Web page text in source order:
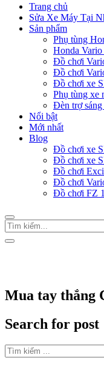
Trang chủ
Sửa Xe Máy Tại
Sản phẩm
Phụ tùng
Honda
Đồ chơi
Đồ chơi
Đồ chơi xe
Phụ tùng xe
Đèn trợ
Nổi bật
Mới nhất
Blog
Đồ chơi xe
Đồ chơi xe
Đồ chơi
Đồ chơi
Đồ chơi FZ
Mua tay thắng
Search for post